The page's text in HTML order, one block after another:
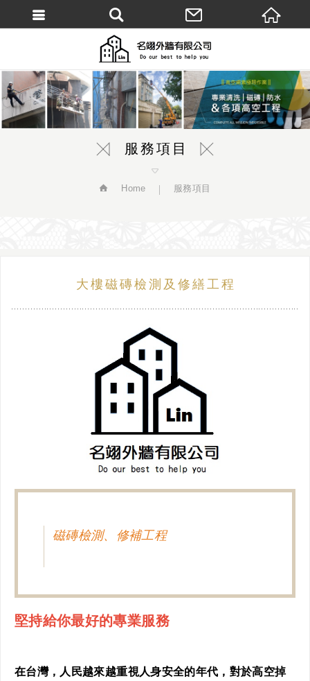
服務項目
Home 服務項目
大樓磁磚檢測及修繕工程
磁磚檢測、修補工程
堅持給你最好的專業服務
在台灣，人民越來越重視人身安全的年代，對於高空掉
繁體中文